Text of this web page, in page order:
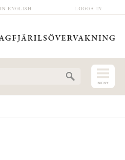
LOGGA IN
IN ENGLISH